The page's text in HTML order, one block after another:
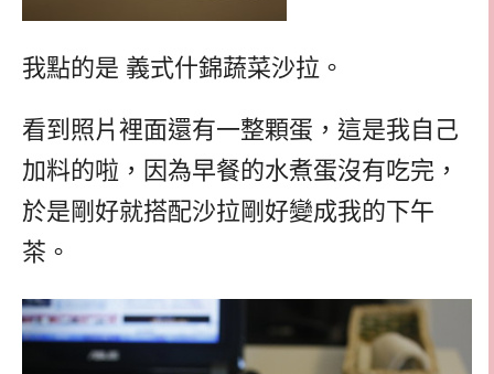
我點的是 義式什錦蔬菜沙拉。
看到照片裡面還有一整顆蛋，這是我自己
加料的啦，因為早餐的水煮蛋沒有吃完，
於是剛好就搭配沙拉剛好變成我的下午
茶。